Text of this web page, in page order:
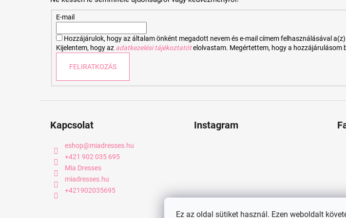
Ez az oldal sütiket használ. Ezen weboldalt
E-mail
Hozzájárulok, hogy az általam önként megadott nevem és e-mail címem felhasználásával
Kijelentem, hogy az adatkezelési tájékoztatót elolvastam. Megértettem, hogy a hozzájárulásom
FELIRATKOZÁS
Kapcsolat
eshop@miadresses.hu
+421 902 035 695
Mia Dresses
miadresses.hu
+421902035695
Instagram